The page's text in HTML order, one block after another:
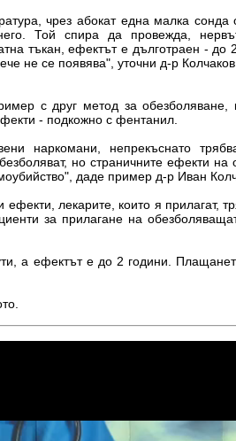
чрез абокат една малка сонда
Той спира да провежда,
тъкан, ефектът е дълготраен - до 2
не се появява", уточни д-р Колчаков.
с друг метод за обезболяване,
- подкожно с фентанил.
наркомани, непрекъснато
но страничните ефекти на
даде пример д-р Иван
ефекти, лекарите, които я
за прилагане на
а ефектът е до 2 години.